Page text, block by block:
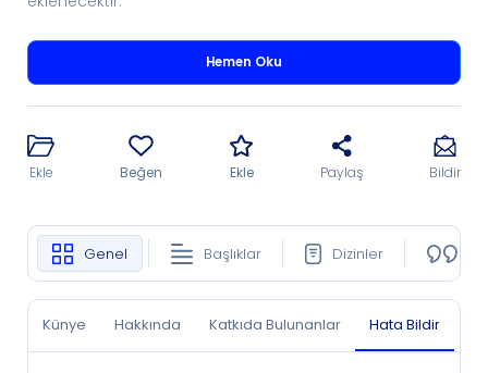
Hemen Oku
Ekle Beğen Ekle Paylaş Bildir
Genel Başlıklar Dizinler
Künye Hakkında Katkıda Bulunanlar Hata Bildir